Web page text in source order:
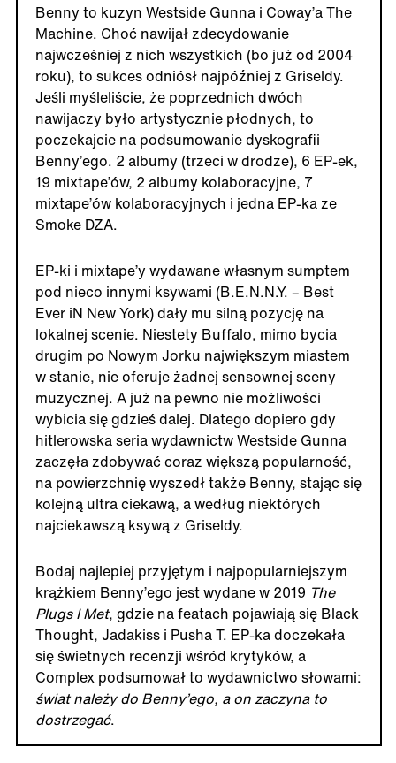
Benny to kuzyn Westside Gunna i Coway’a The
Machine. Choć nawijał zdecydowanie
najwcześniej z nich wszystkich (bo już od 2004
roku), to sukces odniósł najpóźniej z Griseldy.
Jeśli myśleliście, że poprzednich dwóch
nawijaczy było artystycznie płodnych, to
poczekajcie na podsumowanie dyskografii
Benny’ego. 2 albumy (trzeci w drodze), 6 EP-ek,
19 mixtape’ów, 2 albumy kolaboracyjne, 7
mixtape’ów kolaboracyjnych i jedna EP-ka ze
Smoke DZA.
EP-ki i mixtape’y wydawane własnym sumptem
pod nieco innymi ksywami (B.E.N.N.Y. – Best
Ever iN New York) dały mu silną pozycję na
lokalnej scenie. Niestety Buffalo, mimo bycia
drugim po Nowym Jorku największym miastem
w stanie, nie oferuje żadnej sensownej sceny
muzycznej. A już na pewno nie możliwości
wybicia się gdzieś dalej. Dlatego dopiero gdy
hitlerowska seria wydawnictw Westside Gunna
zaczęła zdobywać coraz większą popularność,
na powierzchnię wyszedł także Benny, stając się
kolejną ultra ciekawą, a według niektórych
najciekawszą ksywą z Griseldy.
Bodaj najlepiej przyjętym i najpopularniejszym
krążkiem Benny’ego jest wydane w 2019 The
Plugs I Met, gdzie na featach pojawiają się Black
Thought, Jadakiss i Pusha T. EP-ka doczekała
się świetnych recenzji wśród krytyków, a
Complex podsumował to wydawnictwo słowami:
świat należy do Benny’ego, a on zaczyna to
dostrzegać.